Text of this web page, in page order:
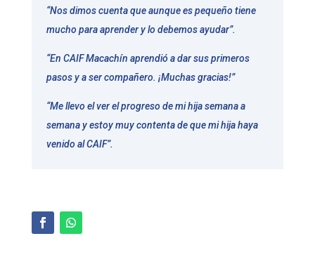
“Nos dimos cuenta que aunque es pequeño tiene
mucho para aprender y lo debemos ayudar”.
“En CAIF Macachín aprendió a dar sus primeros
pasos y a ser compañero. ¡Muchas gracias!”
“Me llevo el ver el progreso de mi hija semana a
semana y estoy muy contenta de que mi hija haya
venido al CAIF”.